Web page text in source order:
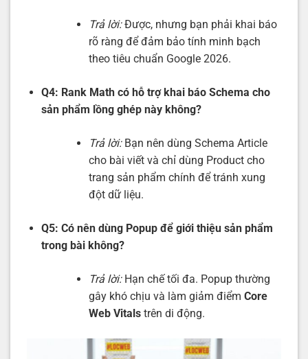
Trả lời:Được, nhưng bạn phải khai báo
rõ ràng để đảm bảo tính minh bạch
theo tiêu chuẩn Google 2026.
Q4: Rank Math có hỗ trợ khai báo Schema cho
sản phẩm lồng ghép này không?
Trả lời:Bạn nên dùng Schema Article
cho bài viết và chỉ dùng Product cho
trang sản phẩm chính để tránh xung
đột dữ liệu.
Q5: Có nên dùng Popup để giới thiệu sản phẩm
trong bài không?
Trả lời:Hạn chế tối đa. Popup thường
gây khó chịu và làm giảm điểm Core
Web Vitalstrên di động.